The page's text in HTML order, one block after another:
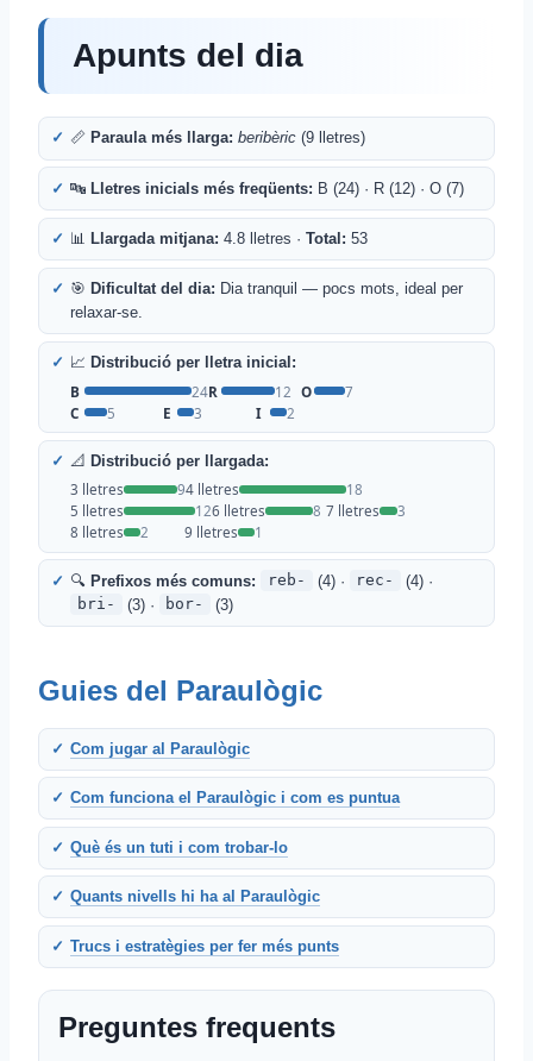
Apunts del dia
📏 Paraula més llarga: beribèric (9 lletres)
🔤 Lletres inicials més freqüents: B (24) · R (12) · O (7)
📊 Llargada mitjana: 4.8 lletres · Total: 53
🎯 Dificultat del dia: Dia tranquil — pocs mots, ideal per
relaxar-se.
📈 Distribució per lletra inicial:
B 24R 12 O
7
C
5 E 3 I 2
📐 Distribució per llargada:
3 lletres 94 lletres
18
5 lletres
126 lletres 8 7 lletres
3
8 lletres
2 9 lletres 1
🔍 Prefixos més comuns: reb- (4) · rec-
(4) ·
bri-
(3) · bor- (3)
Guies del Paraulògic
Com jugar al Paraulògic
Com funciona el Paraulògic i com es puntua
Què és un tuti i com trobar-lo
Quants nivells hi ha al Paraulògic
Trucs i estratègies per fer més punts
Preguntes frequents